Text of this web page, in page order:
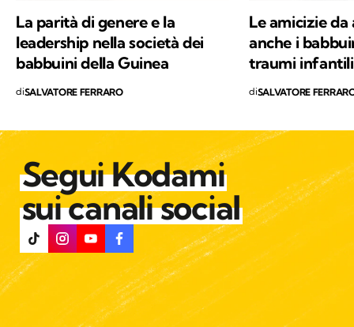
giorno: la conservazione della natura e la
salvaguardia del nostro Pianeta e di chiunque
La parità di genere e la
leadership nella società dei
babbuini della Guinea
diSALVATORE FERRARO
Le amicizie
anche i
traumi infantili
diSALVATORE
Segui Kodami
sui canali social